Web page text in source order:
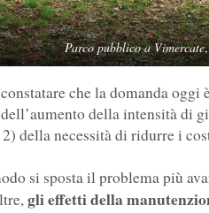
Parco pubblico a Vimercate
che la domanda
della intensità di
della necessità di ridurre i
si sposta il problema più
gli effetti della